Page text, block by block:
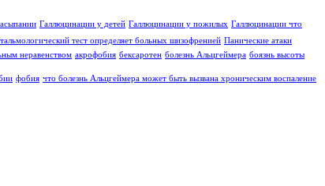
Галлюцинации у детей Галлюцинации у пожилых Галлюцинации что
тест определяет больных шизофренией Панические атаки
неравенством акрофобия бексаротен болезнь Альцгеймера боязнь высоты
фобия что болезнь Альцгеймера может быть вызвана хроническим воспаление